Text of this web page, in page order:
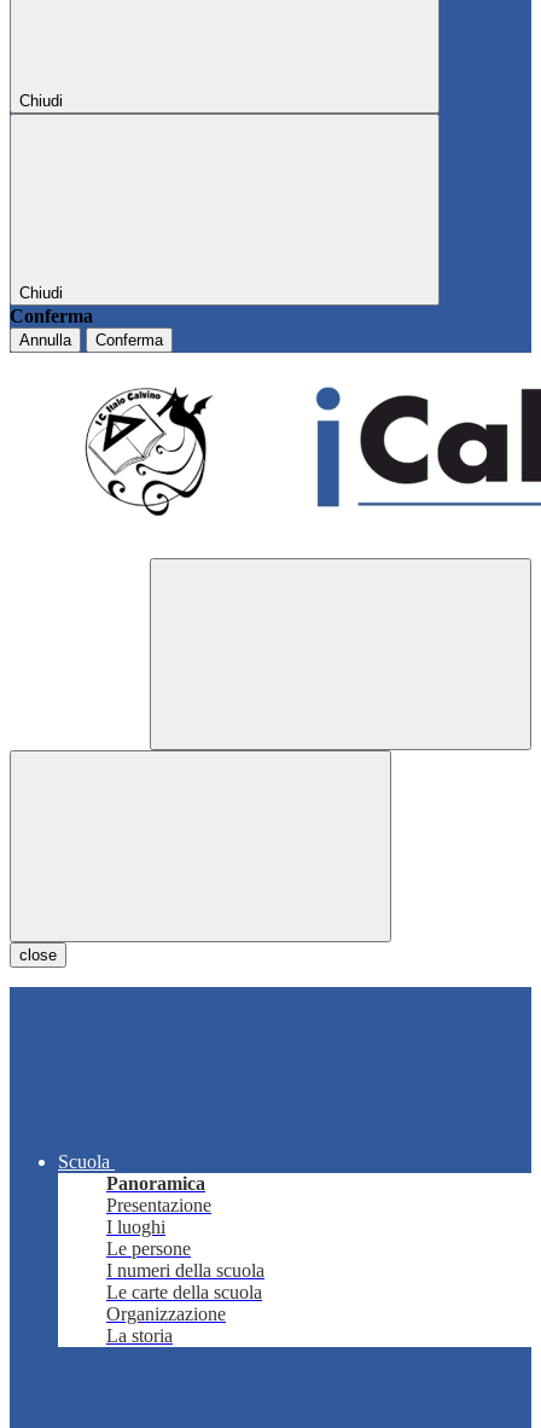
Chiudi
Chiudi
Conferma
Annulla Conferma
close
Scuola
Panoramica
Presentazione
I luoghi
Le persone
I numeri della scuola
Le carte della scuola
Organizzazione
La storia